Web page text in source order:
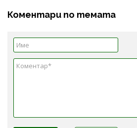
Коментари по темата